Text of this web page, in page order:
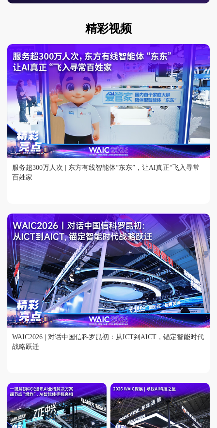
精彩视频
服务超300万人次 | 东方有线智能体“东东”，让AI真正“飞入寻常
百姓家
WAIC2026 | 对话中国信科罗昆初：从ICT到AICT，锚定智能时代
战略跃迁